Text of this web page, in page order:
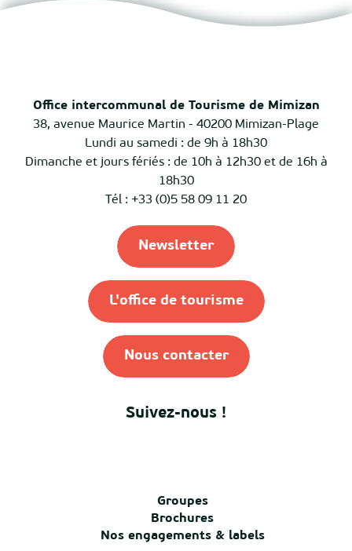
Office intercommunal de Tourisme de Mimizan
38, avenue Maurice Martin - 40200 Mimizan-Plage
Lundi au samedi : de 9h à 18h30
Dimanche et jours fériés : de 10h à 12h30 et de 16h à
18h30
Tél : +33 (0)5 58 09 11 20
Newsletter
L'office de tourisme
Nous contacter
Suivez-nous !
Groupes
Brochures
Nos engagements & labels